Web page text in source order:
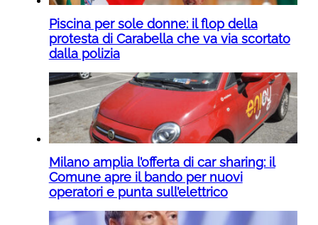
Piscina per sole donne: il flop della
protesta di Carabella che va via scortato
dalla polizia
Milano amplia l’offerta di car sharing: il
Comune apre il bando per nuovi
operatori e punta sull’elettrico